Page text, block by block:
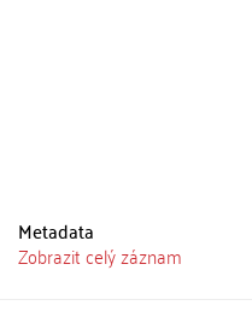
Metadata
Zobrazit celý záznam